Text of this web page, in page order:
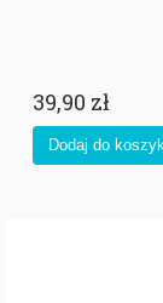
39,90 zł